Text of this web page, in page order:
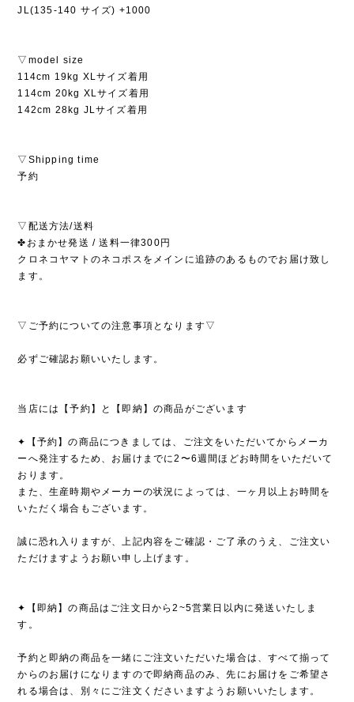
JL(135-140 サイズ) +1000
▽model size
114cm 19kg XLサイズ着用
114cm 20kg XLサイズ着用
142cm 28kg JLサイズ着用
▽Shipping time
予約
▽配送方法/送料
✤おまかせ発送 / 送料一律300円
クロネコヤマトのネコポスをメインに追跡のあるものでお届け致し
ます。
▽ご予約についての注意事項となります▽
必ずご確認お願いいたします。
当店には【予約】と【即納】の商品がございます
✦【予約】の商品につきましては、ご注文をいただいてからメーカ
ーへ発注するため、お届けまでに2〜6週間ほどお時間をいただいて
おります。
また、生産時期やメーカーの状況によっては、一ヶ月以上お時間を
いただく場合もございます。
誠に恐れ入りますが、上記内容をご確認・ご了承のうえ、ご注文い
ただけますようお願い申し上げます。
✦【即納】の商品はご注文日から2~5営業日以内に発送いたしま
す。
予約と即納の商品を一緒にご注文いただいた場合は、すべて揃って
からのお届けになりますので即納商品のみ、先にお届けをご希望さ
れる場合は、別々にご注文くださいますようお願いいたします。